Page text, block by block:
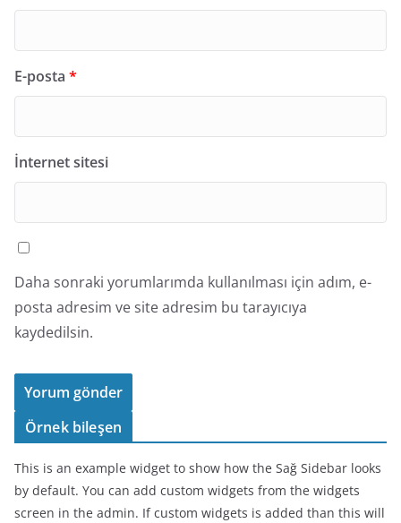
E-posta *
İnternet sitesi
Daha sonraki yorumlarımda kullanılması için adım, e-
posta adresim ve site adresim bu tarayıcıya
kaydedilsin.
Örnek bileşen
This is an example widget to show how the Sağ Sidebar looks
by default. You can add custom widgets from the widgets
screen in the admin. If custom widgets is added than this will